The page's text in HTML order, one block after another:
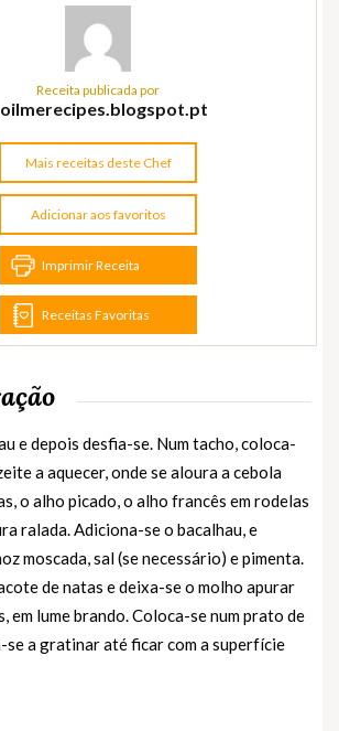
Receita publicada por
Mais receitas deste Chef
Adicionar aos favoritos
Imprimir Receita
Receitas Favoritas
e depois desfia-se. Num tacho, coloca-
a aquecer, onde se aloura a cebola
o alho picado, o alho francês em rodelas
ralada. Adiciona-se o bacalhau, e
moscada, sal (se necessário) e pimenta.
de natas e deixa-se o molho apurar
em lume brando. Coloca-se num prato de
se a gratinar até ficar com a superfície